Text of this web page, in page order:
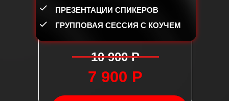
сможете четко рассчитать
будущего салона, понять,
вам необходим для открытия и
10 900 Р
7 900 Р
ГРУППОВАЯ СЕССИЯ С КОУЧЕМ
ПРЕЗЕНТАЦИИ СПИКЕРОВ